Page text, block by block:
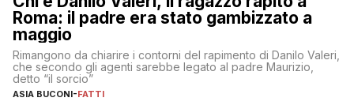
Roma: il padre era stato gambizzato a
maggio
Rimangono da chiarire i contorni del rapimento di Danilo Valeri,
che secondo gli agenti sarebbe legato al padre Maurizio,
detto “il sorcio”
ASIA BUCONI-FATTI